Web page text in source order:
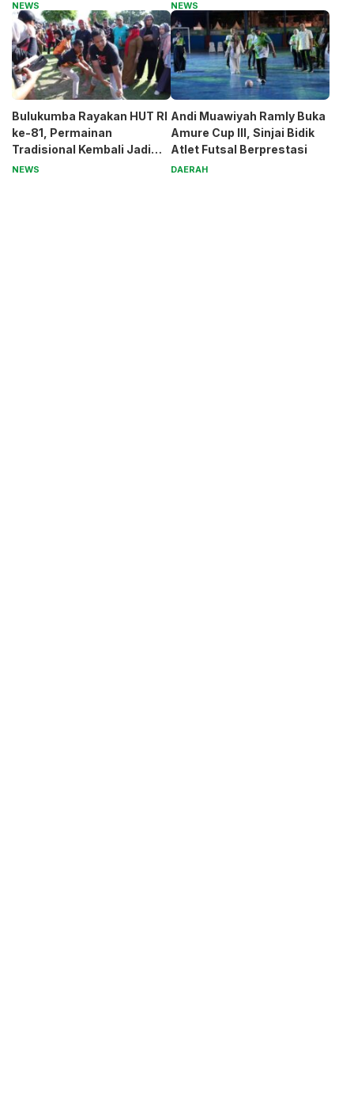
NEWS NEWS
Bulukumba Rayakan HUT RI
ke-81, Permainan
Tradisional Kembali Jadi
Magnet
NEWS
Andi Muawiyah Ramly Buka
Amure Cup III, Sinjai Bidik
Atlet Futsal Berprestasi
DAERAH